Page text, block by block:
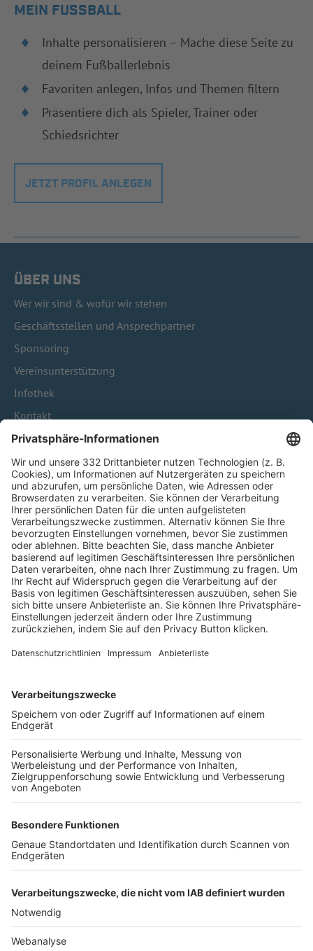
MEIN FUSSBALL
Inhalte personalisieren – Mache diese Seite zu
deinem Fußballerlebnis
Favoriten anlegen, Infos und Themen filtern
Präsentiere dich als Spieler, Trainer oder
Schiedsrichter
JETZT PROFIL ANLEGEN
ÜBER UNS
Wer wir sind & wofür wir stehen
Geschäftsstellen und Ansprechpartner
Sponsoring
Vereinsunterstützung
Infothek
Kontakt
HÄUFIG BESUCHTE SEITEN
Pässe und Vereinswechsel
Trainerausbildung
Schulungsangebot Vereinsmitarbeiter
BFV-Geschäftsstellen
Trainerbörse
Login SpielPlus
FOLGE DEM BFV
TOP-VEREINE
TOP-PARTNER